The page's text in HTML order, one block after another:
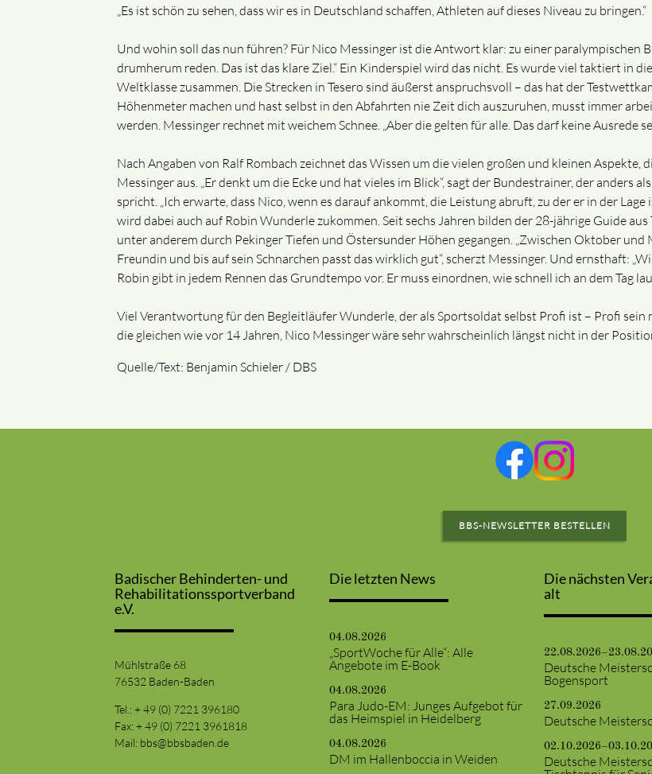
„Es ist schön zu sehen, dass wir es in Deutschland schaffen, Athleten auf dieses Niveau zu bringen.“
Und wohin soll das nun führen? Für Nico Messinger ist die Antwort klar: zu einer paralympischen
drumherum reden. Das ist das klare Ziel.“ Ein Kinderspiel wird das nicht. Es wurde viel taktiert in
Weltklasse zusammen. Die Strecken in Tesero sind äußerst anspruchsvoll – das hat der
Höhenmeter machen und hast selbst in den Abfahrten nie Zeit dich auszuruhen, musst immer
werden. Messinger rechnet mit weichem Schnee. „Aber die gelten für alle. Das darf keine Ausrede
Nach Angaben von Ralf Rombach zeichnet das Wissen um die vielen großen und kleinen
Messinger aus. „Er denkt um die Ecke und hat vieles im Blick“, sagt der Bundestrainer, der anders
spricht. „Ich erwarte, dass Nico, wenn es darauf ankommt, die Leistung abruft, zu der er in der
wird dabei auch auf Robin Wunderle zukommen. Seit sechs Jahren bilden der 28-jährige Guide
unter anderem durch Pekinger Tiefen und Östersunder Höhen gegangen. „Zwischen Oktober
Freundin und bis auf sein Schnarchen passt das wirklich gut“, scherzt Messinger. Und ernsthaft:
Robin gibt in jedem Rennen das Grundtempo vor. Er muss einordnen, wie schnell ich an dem Tag
Viel Verantwortung für den Begleitläufer Wunderle, der als Sportsoldat selbst Profi ist – Profi sein
die gleichen wie vor 14 Jahren, Nico Messinger wäre sehr wahrscheinlich längst nicht in der
Quelle/Text: Benjamin Schieler / DBS
BBS-NEWSLETTER BESTELLEN
Badischer Behinderten- und
Rehabilitationssportverband
e.V.
Mühlstraße 68
76532 Baden-Baden
Tel.: + 49 (0) 7221 396180
Fax: + 49 (0) 7221 3961818
Mail: bbs@bbsbaden.de
Die letzten News
04.08.2026
„SportWoche für Alle“: Alle
Angebote im E-Book
04.08.2026
Para Judo-EM: Junges Aufgebot für
das Heimspiel in Heidelberg
04.08.2026
DM im Hallenboccia in Weiden
Die nächsten
alt
Deutsche
Bogensport
27.09.2026
Deutsche
Deutsche